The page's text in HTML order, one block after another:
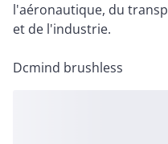
l'aéronautique, du
et de l'industrie.
Dcmind brushless